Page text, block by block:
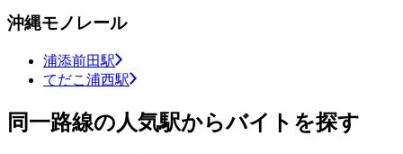
沖縄モノレール
浦添前田駅
てだこ浦西駅
同一路線の人気駅からバイトを探す